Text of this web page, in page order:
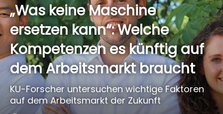
„Was keine Maschine
ersetzen kann“: Welche
Kompetenzen es künftig auf
dem Arbeitsmarkt braucht
KU-Forscher untersuchen wichtige Faktoren
auf dem Arbeitsmarkt der Zukunft